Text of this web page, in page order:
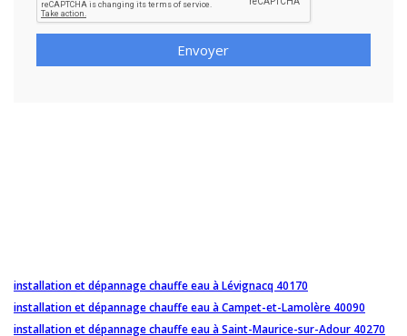
Envoyer
installation et dépannage chauffe eau à Lévignacq 40170
installation et dépannage chauffe eau à Campet-et-Lamolère 40090
installation et dépannage chauffe eau à Saint-Maurice-sur-Adour 40270